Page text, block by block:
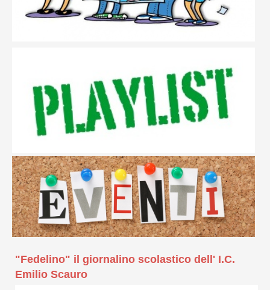
"Fedelino" il giornalino scolastico dell' I.C.
Emilio Scauro